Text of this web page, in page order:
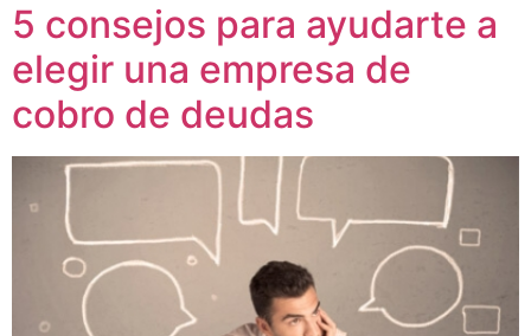
5 consejos para ayudarte a
elegir una empresa de
cobro de deudas